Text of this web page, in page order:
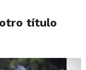
otro título